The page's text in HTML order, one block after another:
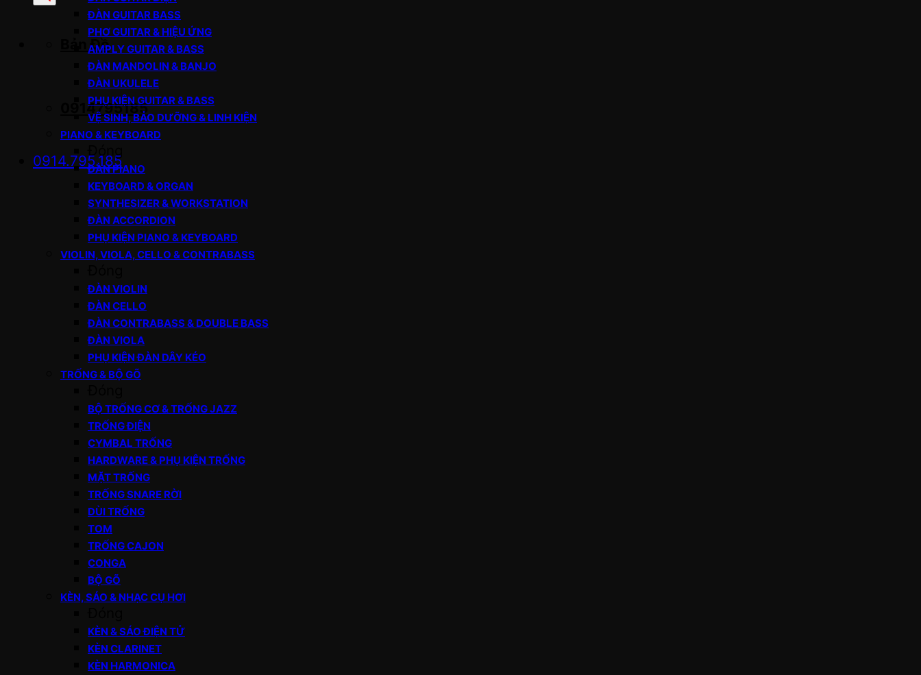
Bản Đồ
0914795185
0914.795.185
ĐÀN GUITAR BASS
PHƠ GUITAR & HIỆU ỨNG
AMPLY GUITAR & BASS
ĐÀN MANDOLIN & BANJO
ĐÀN UKULELE
PHỤ KIỆN GUITAR & BASS
VỆ SINH, BẢO DƯỠNG & LINH KIỆN
PIANO & KEYBOARD
ĐÀN PIANO
KEYBOARD & ORGAN
SYNTHESIZER & WORKSTATION
ĐÀN ACCORDION
PHỤ KIỆN PIANO & KEYBOARD
VIOLIN, VIOLA, CELLO & CONTRABASS
ĐÀN VIOLIN
ĐÀN CELLO
ĐÀN CONTRABASS & DOUBLE BASS
ĐÀN VIOLA
PHỤ KIỆN ĐÀN DÂY KÉO
TRỐNG & BỘ GÕ
BỘ TRỐNG CƠ & TRỐNG JAZZ
TRỐNG ĐIỆN
CYMBAL TRỐNG
HARDWARE & PHỤ KIỆN TRỐNG
MẶT TRỐNG
TRỐNG SNARE RỜI
DÙI TRỐNG
TOM
TRỐNG CAJON
CONGA
BỘ GÕ
KÈN, SÁO & NHẠC CỤ HƠI
KÈN & SÁO ĐIỆN TỬ
KÈN CLARINET
KÈN HARMONICA